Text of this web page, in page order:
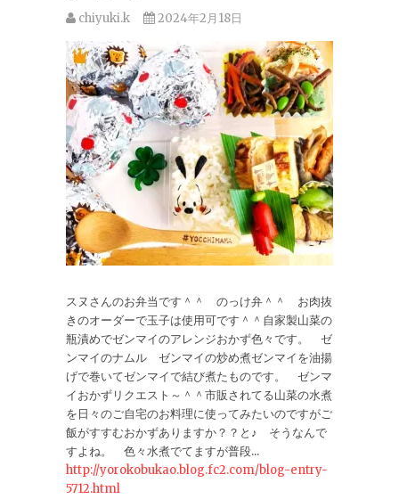
chiyuki.k 2024年2月18日
スヌさんのお弁当です＾＾ のっけ弁＾＾ お肉抜
きのオーダーで玉子は使用可です＾＾自家製山菜の
瓶漬めでゼンマイのアレンジおかず色々です。 ゼ
ンマイのナムル ゼンマイの炒め煮ゼンマイを油揚
げで巻いてゼンマイで結び煮たものです。 ゼンマ
イおかずリクエスト～＾＾市販されてる山菜の水煮
を日々のご自宅のお料理に使ってみたいのですがご
飯がすすむおかずありますか？？と♪ そうなんで
すよね。 色々水煮でてますが普段...
http://yorokobukao.blog.fc2.com/blog-entry-
5712.html